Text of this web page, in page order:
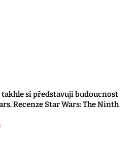
takhle si představuji budoucnost
Recenze Star Wars: The Ninth